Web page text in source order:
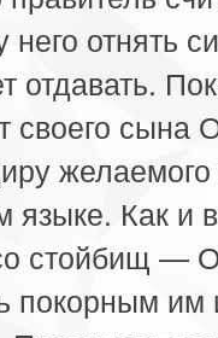
него отнять
отдавать.
своего сына
языке. Как и
стойбищ —
покорным им